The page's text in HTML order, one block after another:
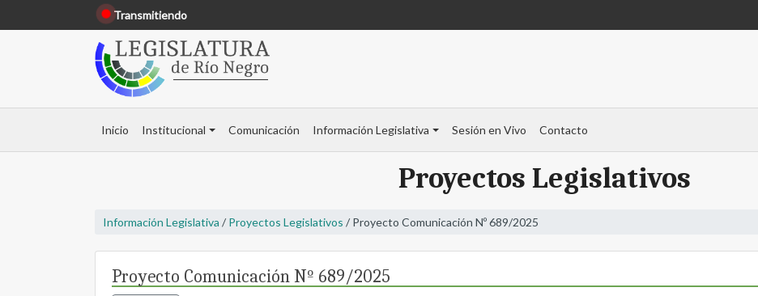
Transmitiendo
Inicio Institucional Comunicación Información Legislativa Sesión en Vivo Contacto
Proyectos Legislativos
Información Legislativa / Proyectos Legislativos / Proyecto Comunicación Nº 689/2025
Proyecto Comunicación Nº 689/2025